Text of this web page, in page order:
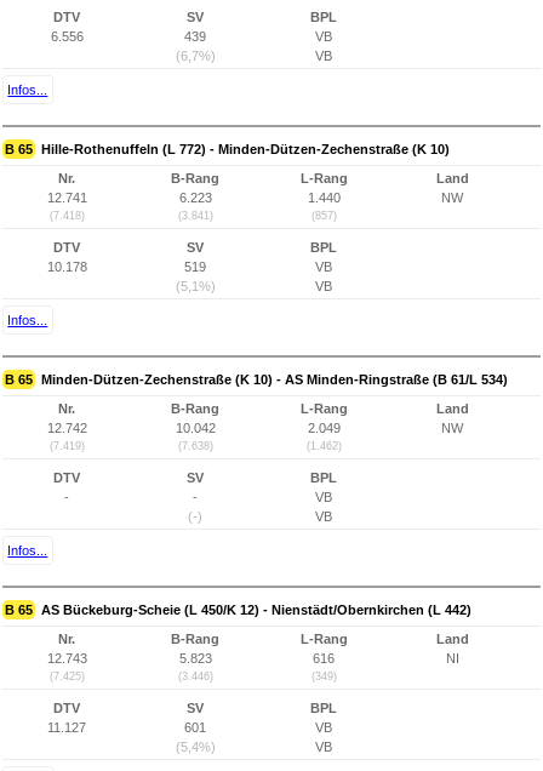
DTV
6.556
SV
439
(6,7%)
BPL
VB
VB
Infos...
B 65 Hille-Rothenuffeln (L 772) - Minden-Dützen-Zechenstraße (K 10)
Nr.
12.741
(7.418)
B-Rang
6.223
(3.841)
L-Rang
1.440
(857)
Land
NW
DTV
10.178
SV
519
(5,1%)
BPL
VB
VB
Infos...
B 65 Minden-Dützen-Zechenstraße (K 10) - AS Minden-Ringstraße (B 61/L 534)
Nr.
12.742
(7.419)
B-Rang
10.042
(7.638)
L-Rang
2.049
(1.462)
Land
NW
DTV
-
SV
-
(-)
BPL
VB
VB
Infos...
B 65 AS Bückeburg-Scheie (L 450/K 12) - Nienstädt/Obernkirchen (L 442)
Nr.
12.743
(7.425)
B-Rang
5.823
(3.446)
L-Rang
616
(349)
Land
NI
DTV
11.127
SV
601
(5,4%)
BPL
VB
VB